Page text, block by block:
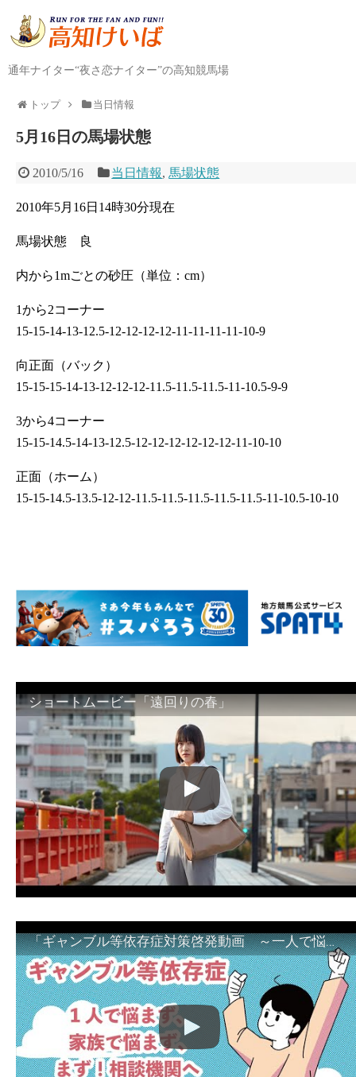
通年ナイター“夜さ恋ナイター”の高知競馬場
トップ 当日情報
5月16日の馬場状態
2010/5/16 当日情報, 馬場状態
2010年5月16日14時30分現在
馬場状態 良
内から1mごとの砂圧（単位：cm）
1から2コーナー
15-15-14-13-12.5-12-12-12-12-11-11-11-11-10-9
向正面（バック）
15-15-15-14-13-12-12-12-11.5-11.5-11.5-11-10.5-9-9
3から4コーナー
15-15-14.5-14-13-12.5-12-12-12-12-12-12-11-10-10
正面（ホーム）
15-15-14.5-13.5-12-12-11.5-11.5-11.5-11.5-11.5-11-10.5-10-10
ショートムービー「遠回りの春」
「ギャンブル等依存症対策啓発動画 ～一人で悩まず、家族で悩まず、まず！相談機関へ～」